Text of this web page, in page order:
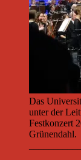
Das
unter der
Festkonzert
Grünendahl.